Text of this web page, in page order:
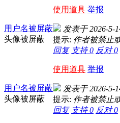
使用道具 举报
用户名被屏蔽
头像被屏蔽
发表于 2026-5-
提示: 作者被禁止
回复 支持0 反对0
使用道具 举报
用户名被屏蔽
头像被屏蔽
发表于 2026-5-
提示: 作者被禁止
回复 支持0 反对0